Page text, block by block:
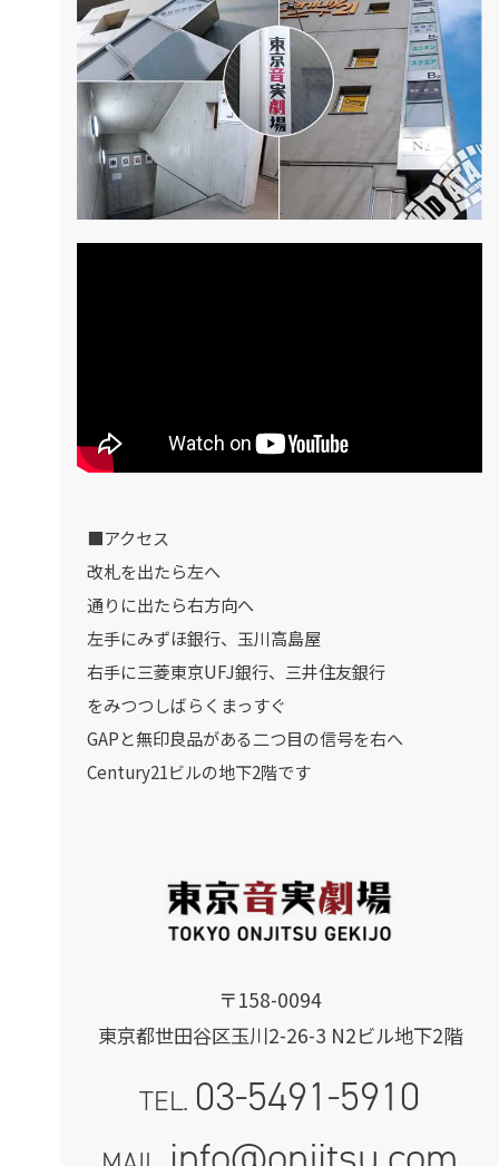
〒158-0094
東京都世田谷区玉川2-26-3 N2ビル地下2階
TEL. 03-5491-5910
■アクセス
改札を出たら左へ
通りに出たら右方向へ
左手にみずほ銀行、玉川高島屋
右手に三菱東京UFJ銀行、三井住友銀行
をみつつしばらくまっすぐ
GAPと無印良品がある二つ目の信号を右へ
Century21ビルの地下2階です